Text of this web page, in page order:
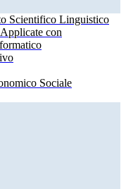
Scientifico Linguistico
con
Sociale